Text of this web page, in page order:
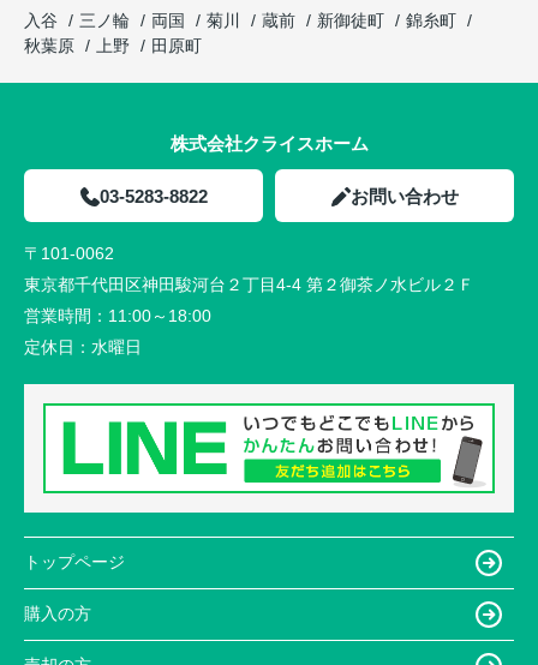
入谷
三ノ輪 両国 菊川 蔵前 新御徒町
錦糸町
秋葉原
上野 田原町
株式会社クライスホーム
03-5283-8822 お問い合わせ
〒101-0062
東京都千代田区神田駿河台２丁目4-4 第２御茶ノ水ビル２Ｆ
営業時間： 11:00～18:00
定休日： 水曜日
トップページ
購入の方